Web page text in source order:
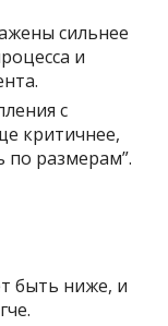
сильнее
и
с
критичнее,
по размерам”.
быть ниже, и